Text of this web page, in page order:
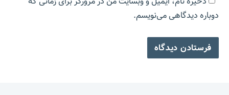
دوباره دیدگاهی می‌نویسم.